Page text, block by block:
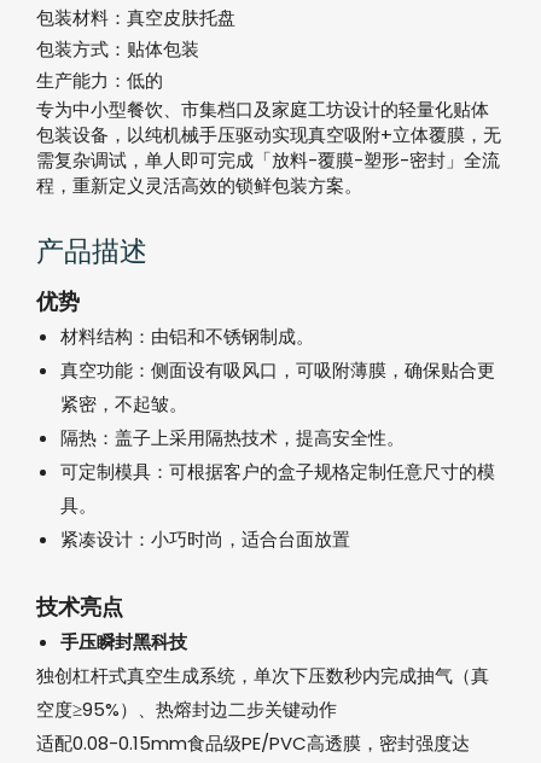
包装材料： 真空皮肤托盘
包装方式： 贴体包装
生产能力： 低的
专为中小型餐饮、市集档口及家庭工坊设计的轻量化贴体
包装设备，以纯机械手压驱动实现真空吸附+立体覆膜，无
需复杂调试，单人即可完成「放料-覆膜-塑形-密封」全流
程，重新定义灵活高效的锁鲜包装方案。
产品描述
优势
材料结构：由铝和不锈钢制成。
真空功能：侧面设有吸风口，可吸附薄膜，确保贴合更
紧密，不起皱。
隔热：盖子上采用隔热技术，提高安全性。
可定制模具：可根据客户的盒子规格定制任意尺寸的模
具。
紧凑设计：小巧时尚，适合台面放置
技术亮点‌
手压瞬封黑科技‌
独创杠杆式真空生成系统，单次下压数秒内完成抽气（真
空度≥95%）、热熔封边二步关键动作
适配0.08-0.15mm食品级PE/PVC高透膜，密封强度达